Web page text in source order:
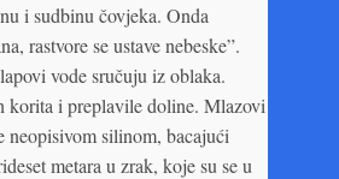
i sudbinu čovjeka. Onda
rastvore se ustave nebeske”.
vode sručuju iz oblaka.
korita i preplavile doline. Mlazovi
neopisivom silinom, bacajući
metara u zrak, koje su se u